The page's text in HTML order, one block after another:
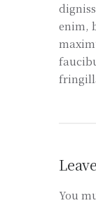
enim,
You